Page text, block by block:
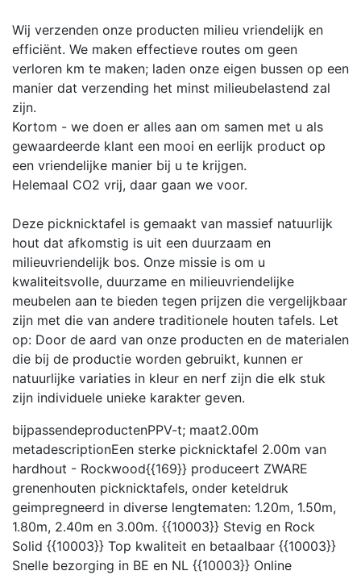
Wij verzenden onze producten milieu vriendelijk en
efficiënt. We maken effectieve routes om geen
verloren km te maken; laden onze eigen bussen op een
manier dat verzending het minst milieubelastend zal
zijn.
Kortom - we doen er alles aan om samen met u als
gewaardeerde klant een mooi en eerlijk product op
een vriendelijke manier bij u te krijgen.
Helemaal CO2 vrij, daar gaan we voor.
Deze picknicktafel is gemaakt van massief natuurlijk
hout dat afkomstig is uit een duurzaam en
milieuvriendelijk bos. Onze missie is om u
kwaliteitsvolle, duurzame en milieuvriendelijke
meubelen aan te bieden tegen prijzen die vergelijkbaar
zijn met die van andere traditionele houten tafels. Let
op: Door de aard van onze producten en de materialen
die bij de productie worden gebruikt, kunnen er
natuurlijke variaties in kleur en nerf zijn die elk stuk
zijn individuele unieke karakter geven.
bijpassendeproductenPPV-t; maat2.00m
metadescriptionEen sterke picknicktafel 2.00m van
hardhout - Rockwood{{169}} produceert ZWARE
grenenhouten picknicktafels, onder keteldruk
geimpregneerd in diverse lengtematen: 1.20m, 1.50m,
1.80m, 2.40m en 3.00m. {{10003}} Stevig en Rock
Solid {{10003}} Top kwaliteit en betaalbaar {{10003}}
Snelle bezorging in BE en NL {{10003}} Online